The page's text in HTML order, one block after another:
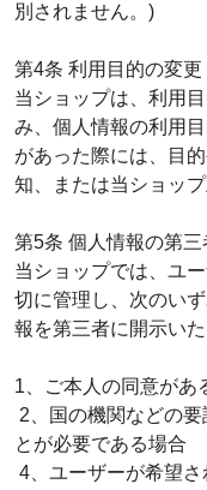
別されません。)
第4条 利用目的の変更
当ショップは、利用
み、個人情報の利用
があった際には、目
知、または当ショッ
第5条 個人情報の第
当ショップでは、ユ
切に管理し、次のい
報を第三者に開示いた
1、ご本人の同意があ
2、国の機関などの
とが必要である場合
4、ユーザーが希望